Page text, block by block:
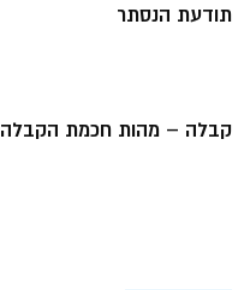
תודעת הנסתר
קבלה – מהות חכמת הקבלה